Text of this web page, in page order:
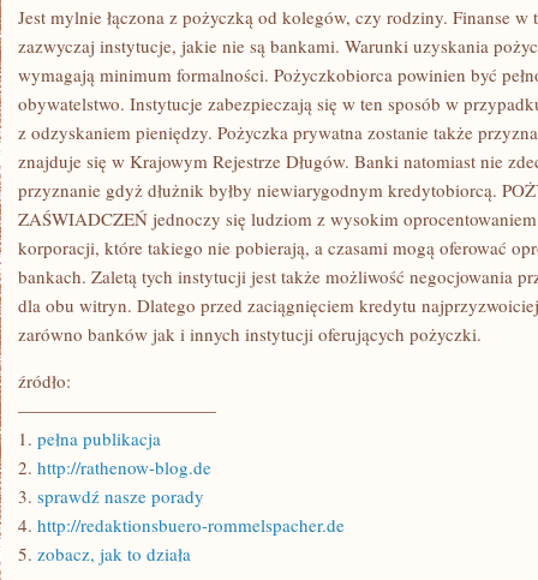
NIEJEDNOKROTNIE
Jest mylnie łączona z pożyczką od kolegów, czy rodziny. Finanse
zazwyczaj instytucje, jakie nie są bankami. Warunki uzyskania
wymagają minimum formalności. Pożyczkobiorca powinien być
obywatelstwo. Instytucje zabezpieczają się w ten sposób w
z odzyskaniem pieniędzy. Pożyczka prywatna zostanie także
znajduje się w Krajowym Rejestrze Długów. Banki natomiast nie
przyznanie gdyż dłużnik byłby niewiarygodnym kredytobiorcą.
ZAŚWIADCZEŃ jednoczy się ludziom z wysokim
korporacji, które takiego nie pobierają, a czasami mogą oferować
bankach. Zaletą tych instytucji jest także możliwość negocjowania
dla obu witryn. Dlatego przed zaciągnięciem kredytu
zarówno banków jak i innych instytucji oferujących pożyczki.
źródło:
———————————
1. pełna publikacja
2. http://rathenow-blog.de
3. sprawdź nasze porady
4. http://redaktionsbuero-rommelspacher.de
5. zobacz, jak to działa